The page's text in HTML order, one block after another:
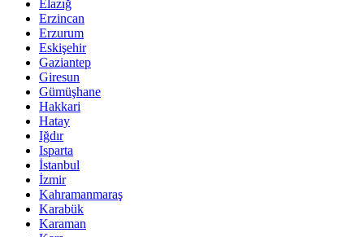
Elazığ
Erzincan
Erzurum
Eskişehir
Gaziantep
Giresun
Gümüşhane
Hakkari
Hatay
Iğdır
Isparta
İstanbul
İzmir
Kahramanmaraş
Karabük
Karaman